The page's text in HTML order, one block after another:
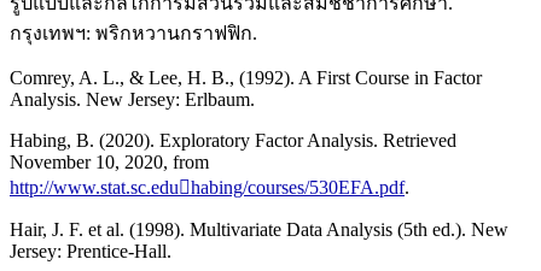
กรุงเทพฯ: พริกหวานกราฟฟิก.
Comrey, A. L., & Lee, H. B., (1992). A First Course in Factor
Analysis. New Jersey: Erlbaum.
Habing, B. (2020). Exploratory Factor Analysis. Retrieved
November 10, 2020, from
http://www.stat.sc.eduhabing/courses/530EFA.pdf.
Hair, J. F. et al. (1998). Multivariate Data Analysis (5th ed.). New
Jersey: Prentice-Hall.